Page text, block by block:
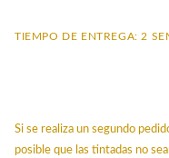
TIEMPO DE ENTREGA: 2
Si se realiza un segundo
posible que las tintadas no